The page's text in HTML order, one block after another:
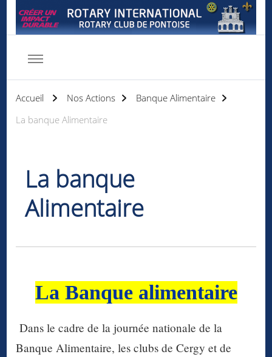
Accueil Nos Actions
Banque Alimentaire
La banque Alimentaire
La banque
Alimentaire
La Banque alimentaire
Dans le cadre de la journée nationale de la
Banque Alimentaire, les clubs de Cergy et de